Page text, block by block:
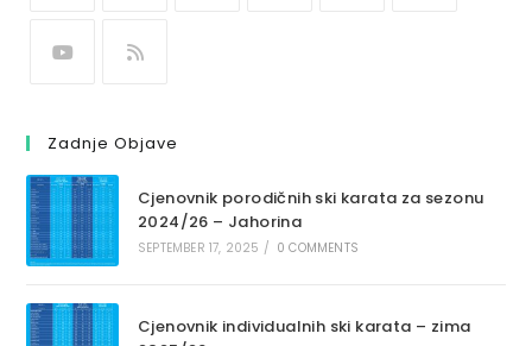
Zadnje Objave
Cjenovnik porodičnih ski karata za sezonu
2024/26 – Jahorina
SEPTEMBER 17, 2025 / 0 COMMENTS
Cjenovnik individualnih ski karata – zima